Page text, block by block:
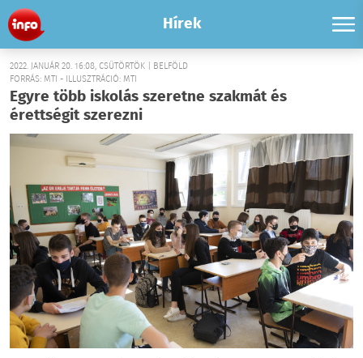
Hírek
2022. JANUÁR 20. 16:08, CSÜTÖRTÖK | BELFÖLD
FORRÁS: MTI - ILLUSZTRÁCIÓ: MTI
Egyre több iskolás szeretne szakmát és
érettségit szerezni